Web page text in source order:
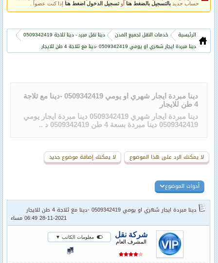
حساب جديدبالتسجيل بالضغط هنا أوتسجيل الدخول اضغط هنا إذا كنت عضواً .
الرئيسية خدمات النقل لجميع المدن
دينا نقل مبرد - دينا ثلاجة 0509342419
دينا مبردة ايجار شهري او يومي 0509342419 -دينا مع ثلاجة 4 طن للايجار
دينا مبردة ايجار شهري او يومي 0509342419 -دينا مع ثلاجة
4 طن للايجار
دينا مبردة ايجار شهري 0509342419 دينا مبردة ايجار يومي
0509342419 دينا مبردة بسعة 4 طن 0509342419 د ..
لا يمكنك الرد على هذا الموضوع لا يمكنك إضافة موضوع جديد
أدوات الموضوع
دينا مبردة ايجار شهري او يومي 0509342419 -دينا مع ثلاجة 4 طن للايجار
28-11-2021 06:49 مساء
شركة نقل
المشرف العام
معلومات الكاتب ▼